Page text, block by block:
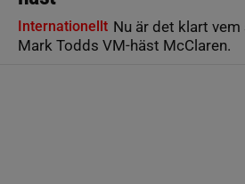
Internationellt Nu är det klart
Mark Todds VM-häst McClaren.